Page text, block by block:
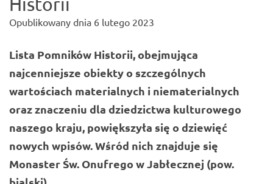
Opublikowany dnia 6 lutego 2023
Lista Pomników Historii, obejmująca
najcenniejsze obiekty o szczególnych
wartościach materialnych i niematerialnych
oraz znaczeniu dla dziedzictwa kulturowego
naszego kraju, powiększyła się o dziewięć
nowych wpisów. Wśród nich znajduje się
Monaster Św. Onufrego w Jabłecznej (pow.